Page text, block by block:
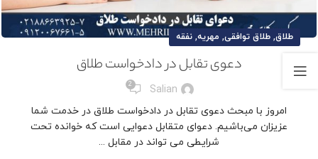
طلاق, طلاق توافقی, مهریه, نفقه
دعوی تقابل در دادخواست طلاق
Salian
2
امروز با مبحث دعوی تقابل در دادخواست طلاق در خدمت شما
عزیزان می‌باشیم. دعوای متقابل دعوایی است که خوانده تحت
شرایطی می تواند در مقابل ...